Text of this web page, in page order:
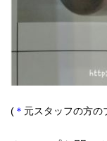
( ＊ 元スタッフの方の